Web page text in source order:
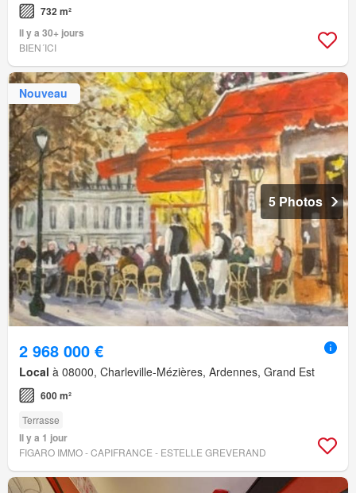
732 m²
Il y a 30+ jours
BIEN´ICI
Nouveau
5 Photos
2 968 000 €
Local à 08000, Charleville-Mézières, Ardennes, Grand Est
600 m²
Terrasse
Il y a 1 jour
FIGARO IMMO - CAPIFRANCE - ESTELLE GREVERAND